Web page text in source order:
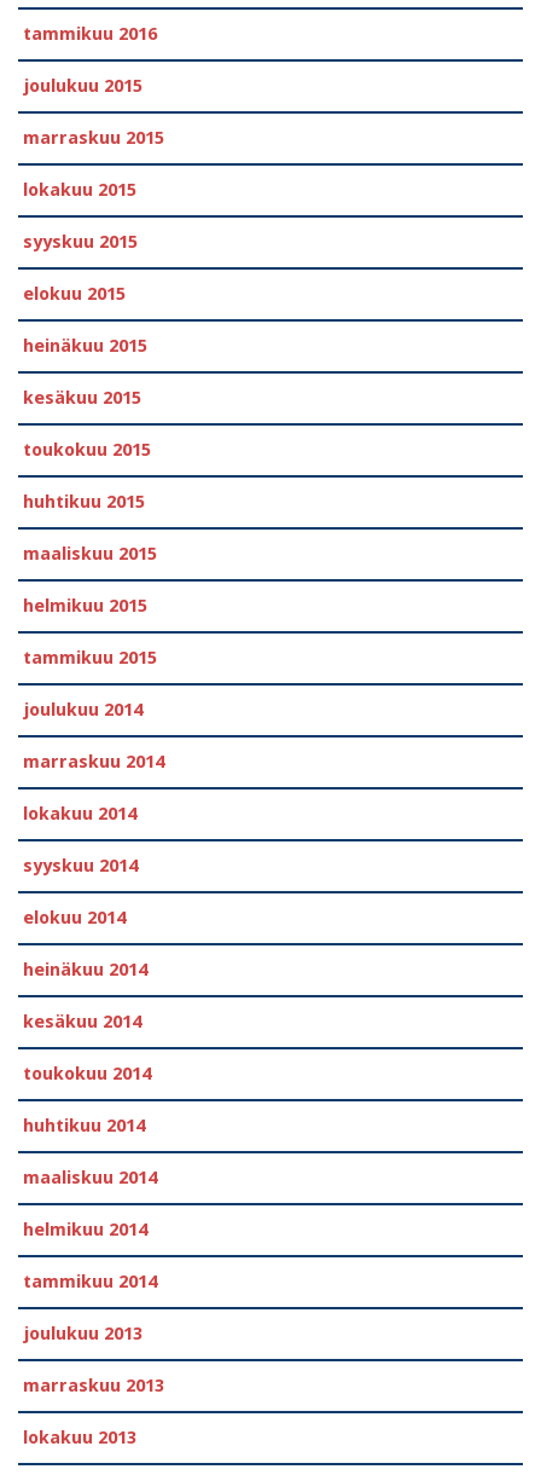
tammikuu 2016
joulukuu 2015
marraskuu 2015
lokakuu 2015
syyskuu 2015
elokuu 2015
heinäkuu 2015
kesäkuu 2015
toukokuu 2015
huhtikuu 2015
maaliskuu 2015
helmikuu 2015
tammikuu 2015
joulukuu 2014
marraskuu 2014
lokakuu 2014
syyskuu 2014
elokuu 2014
heinäkuu 2014
kesäkuu 2014
toukokuu 2014
huhtikuu 2014
maaliskuu 2014
helmikuu 2014
tammikuu 2014
joulukuu 2013
marraskuu 2013
lokakuu 2013